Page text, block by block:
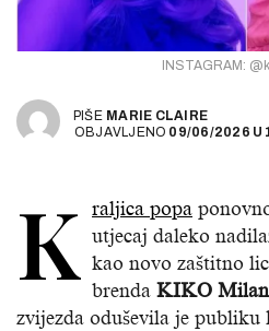
INSTAGRAM:
PIŠE MARIE CLAIRE
OBJAVLJENO 09/06/2026 U
K raljica popa
utjecaj daleko
kao novo zaštitno
brenda KIKO
zvijezda oduševila je publiku